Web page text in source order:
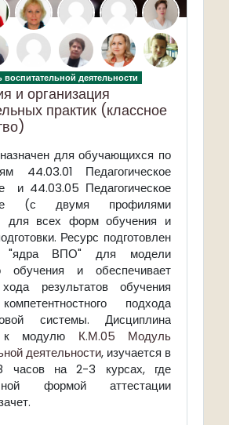
деятельности
и организация
практик (классное
для обучающихся по
44.03.01 Педагогическое
и 44.03.05 Педагогическое
(с двумя профилями
для всех форм обучения и
Ресурс подготовлен
"ядра ВПО" для модели
обучения и обеспечивает
результатов обучения
подхода
системы. Дисциплина
к модулю К.М.05 Модуль
деятельности, изучается в
часов на 2-3 курсах, где
формой аттестации